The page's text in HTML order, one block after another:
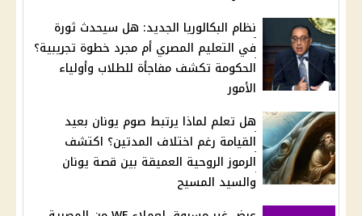
نظام البكالوريا الجديد: هل سيحدث ثورة
في التعليم المصري أم مجرد خطوة تجريبية؟
الحكومة تكشف مفاجأة للطلاب وأولياء
الأمور
هل تعلم لماذا يرتبط صوم يونان بعيد
القيامة رغم اختلاف المدتين؟ اكتشف
الرموز الروحية العميقة بين قصة يونان
والسيد المسيح